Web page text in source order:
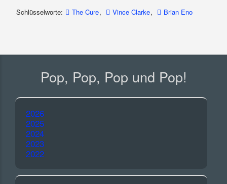
Schlüsselworte: The Cure, Vince Clarke, Brian Eno
Pop, Pop, Pop und Pop!
2026
2025
2024
2023
2022